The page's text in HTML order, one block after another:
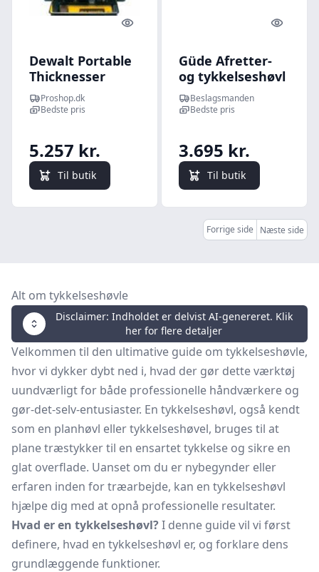
Quick look
Dewalt Portable
Thicknesser
Proshop.dk
Bedste pris
5.257 kr.
Til butik
Quick
Güde Afretter-
og tykkelseshøvl
GADH 254/230V
Beslagsmanden
Bedste pris
3.695 kr.
Til butik
Forrige side Næste side
Alt om tykkelseshøvle
Disclaimer: Indholdet er delvist AI-genereret. Klik
her for flere detaljer
Velkommen til den ultimative guide om tykkelseshøvle,
hvor vi dykker dybt ned i, hvad der gør dette værktøj
uundværligt for både professionelle håndværkere og
gør-det-selv-entusiaster. En tykkelseshøvl, også kendt
som en planhøvl eller tykkelseshøvel, bruges til at
plane træstykker til en ensartet tykkelse og sikre en
glat overflade. Uanset om du er nybegynder eller
erfaren inden for træarbejde, kan en tykkelseshøvl
hjælpe dig med at opnå professionelle resultater.
Hvad er en tykkelseshøvl?I denne guide vil vi først
definere, hvad en tykkelseshøvl er, og forklare dens
grundlæggende funktioner.